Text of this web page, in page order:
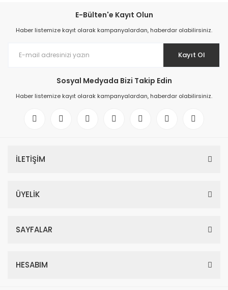
E-Bülten'e Kayıt Olun
Haber listemize kayıt olarak kampanyalardan, haberdar olabilirsiniz.
Kayıt Ol
Sosyal Medyada Bizi Takip Edin
Haber listemize kayıt olarak kampanyalardan, haberdar olabilirsiniz.
İLETİŞİM
ÜYELİK
SAYFALAR
HESABIM